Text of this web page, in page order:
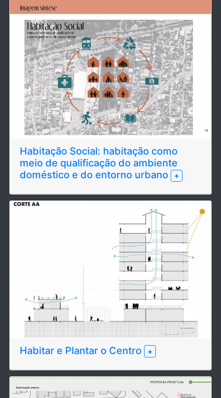
Habitação Social: habitação como
meio de qualificação do ambiente
doméstico e do entorno urbano
+
Habitar e Plantar o Centro +